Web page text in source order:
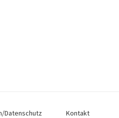
Datenschutz Kontakt